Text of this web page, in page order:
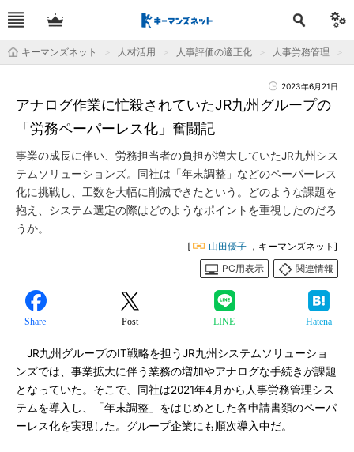
キーマンズネット 人材活用 人事評価の適正化 人事労務管理
2023年6月21日
アナログ作業に忙殺されていたJR九州グループの
「労務ペーパーレス化」奮闘記
事業の成長に伴い、労務担当者の負担が増大していたJR九州シス
テムソリューションズ。同社は「年末調整」などのペーパーレス
化に挑戦し、工数を大幅に削減できたという。どのような課題を
抱え、システム選定の際はどのようなポイントを重視したのだろ
うか。
[ 山田優子 ，キーマンズネット]
PC用表示
関連情報
Share Post LINE Hatena
JR九州グループのIT戦略を担うJR九州システムソリューショ
ンズでは、事業拡大に伴う業務の増加やアナログな手続きが課題
となっていた。そこで、同社は2021年4月から人事労務管理シス
テムを導入し、「年末調整」をはじめとした各申請書類のペーパ
ーレス化を実現した。グループ企業にも順次導入中だ。